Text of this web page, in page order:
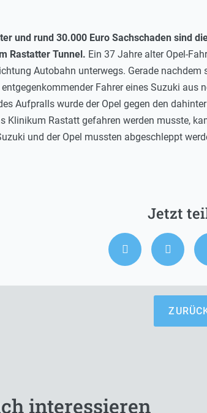
und rund 30.000 Euro Sachschaden sind
Rastatter Tunnel. Ein 37 Jahre alter Opel-
Autobahn unterwegs. Gerade
Fahrer eines Suzuki
Aufpralls wurde der Opel gegen den
Klinikum Rastatt gefahren werden musste,
und der Opel mussten abgeschleppt
interessieren